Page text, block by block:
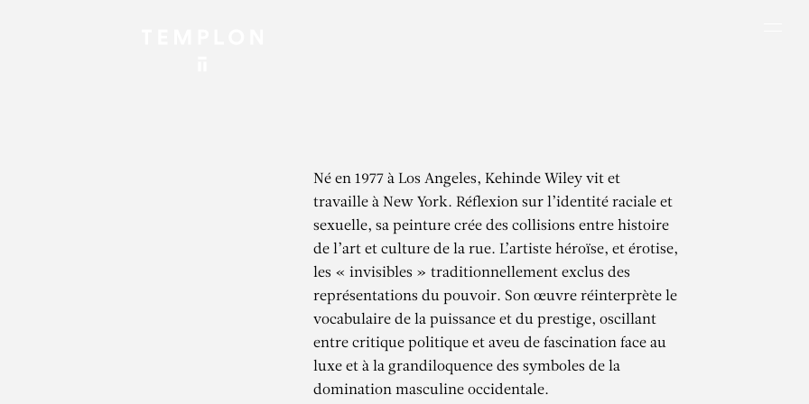
Né en 1977 à Los Angeles, Kehinde Wiley vit et
travaille à New York. Réflexion sur l’identité raciale et
sexuelle, sa peinture crée des collisions entre histoire
de l’art et culture de la rue. L’artiste héroïse, et érotise,
les « invisibles » traditionnellement exclus des
représentations du pouvoir. Son œuvre réinterprète le
vocabulaire de la puissance et du prestige, oscillant
entre critique politique et aveu de fascination face au
luxe et à la grandiloquence des symboles de la
domination masculine occidentale.